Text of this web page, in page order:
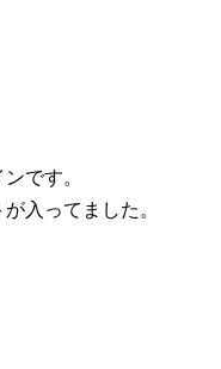
です。
入ってました。